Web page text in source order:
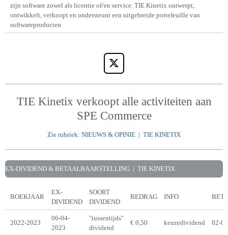
zijn software zowel als licentie of/en service. TIE Kinetix ontwerpt,
ontwikkelt, verkoopt en ondersteunt een uitgebreide portefeuille van
softwareproducten
X
TIE Kinetix verkoopt alle activiteiten aan
SPE Commerce
Zie rubriek: NIEUWS & OPINIE | TIE KINETIX
EX-DIVIDEND & BETAALBAARSTELLING | TIE KINETIX
BOEKJAAR
EX-
DIVIDEND
SOORT
DIVIDEND
BEDRAG INFO
2022-2023
06-04-
2023
"tussentijds"
dividend
€ 0,50 keuzedividend 02-